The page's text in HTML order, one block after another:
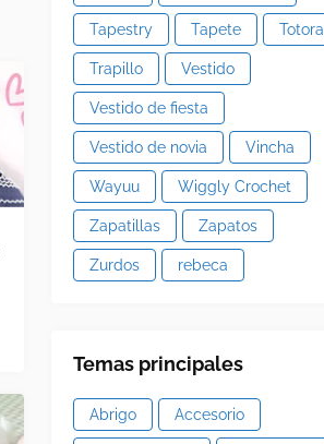
Tapestry Tapete Totora
Trapillo Vestido
Vestido de fiesta
Vestido de novia Vincha
Wayuu Wiggly Crochet
Zapatillas Zapatos
Zurdos rebeca
Temas principales
Abrigo Accesorio